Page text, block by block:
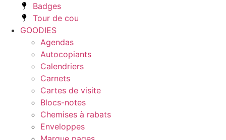
Badges
Tour de cou
GOODIES
Agendas
Autocopiants
Calendriers
Carnets
Cartes de visite
Blocs-notes
Chemises à rabats
Enveloppes